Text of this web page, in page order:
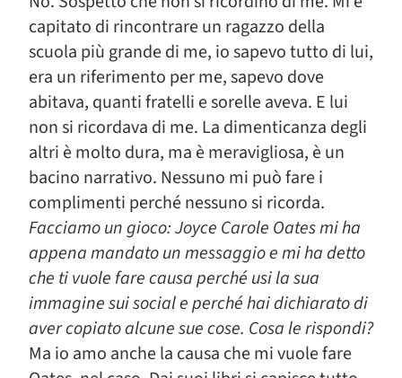
capitato di rincontrare un ragazzo della
scuola più grande di me, io sapevo tutto di lui,
era un riferimento per me, sapevo dove
abitava, quanti fratelli e sorelle aveva. E lui
non si ricordava di me. La dimenticanza degli
altri è molto dura, ma è meravigliosa, è un
bacino narrativo. Nessuno mi può fare i
complimenti perché nessuno si ricorda.
Facciamo un gioco: Joyce Carole Oates mi ha
appena mandato un messaggio e mi ha detto
che ti vuole fare causa perché usi la sua
immagine sui social e perché hai dichiarato di
aver copiato alcune sue cose. Cosa le rispondi?
Ma io amo anche la causa che mi vuole fare